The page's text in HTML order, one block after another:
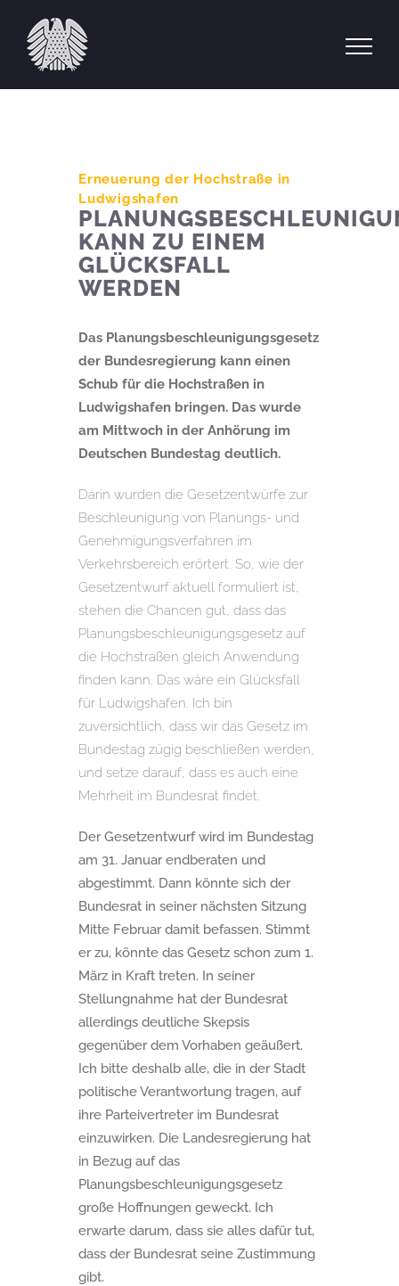
Inhalt
springen
Erneuerung der Hochstraße in
Ludwigshafen
KANN ZU EINEM
GLÜCKSFALL
WERDEN
Das Planungsbeschleunigungsgesetz
der Bundesregierung kann einen
Schub für die Hochstraßen in
Ludwigshafen bringen. Das wurde
am Mittwoch in der Anhörung im
Deutschen Bundestag deutlich.
Darin wurden die Gesetzentwürfe zur
Beschleunigung von Planungs- und
Genehmigungsverfahren im
Verkehrsbereich erörtert. So, wie der
Gesetzentwurf aktuell formuliert ist,
stehen die Chancen gut, dass das
Planungsbeschleunigungsgesetz auf
die Hochstraßen gleich Anwendung
finden kann. Das wäre ein Glücksfall
für Ludwigshafen. Ich bin
zuversichtlich, dass wir das Gesetz im
Bundestag zügig beschließen werden,
und setze darauf, dass es auch eine
Mehrheit im Bundesrat findet.
Der Gesetzentwurf wird im Bundestag
am 31. Januar endberaten und
abgestimmt. Dann könnte sich der
Bundesrat in seiner nächsten Sitzung
Mitte Februar damit befassen. Stimmt
er zu, könnte das Gesetz schon zum 1.
März in Kraft treten. In seiner
Stellungnahme hat der Bundesrat
allerdings deutliche Skepsis
gegenüber dem Vorhaben geäußert.
Ich bitte deshalb alle, die in der Stadt
politische Verantwortung tragen, auf
ihre Parteivertreter im Bundesrat
einzuwirken. Die Landesregierung hat
in Bezug auf das
Planungsbeschleunigungsgesetz
große Hoffnungen geweckt. Ich
erwarte darum, dass sie alles dafür tut,
dass der Bundesrat seine Zustimmung
gibt.